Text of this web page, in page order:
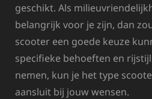
geschikt. Als
belangrijk voor je zijn, dan
scooter een goede keuze
specifieke behoeften en
nemen, kun je het type
aansluit bij jouw wensen.